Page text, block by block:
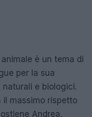
è un tema di
per la sua
e biologici.
massimo rispetto
Andrea,